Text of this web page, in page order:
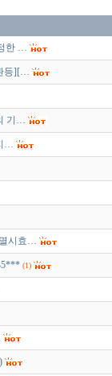
한 …
등][…
기…
…
시효…
(1)